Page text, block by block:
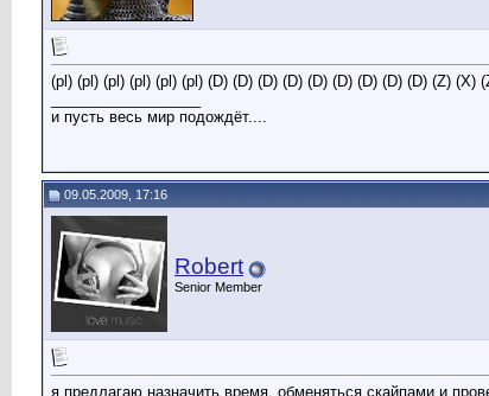
(pl) (pl) (pl) (pl) (pl) (pl) (D) (D) (D) (D) (D) (D) (D) (D) (D) (Z)
и пусть весь мир подождёт....
09.05.2009, 17:16
Robert
Senior Member
я предлагаю назначить время, обменяться скайпами и